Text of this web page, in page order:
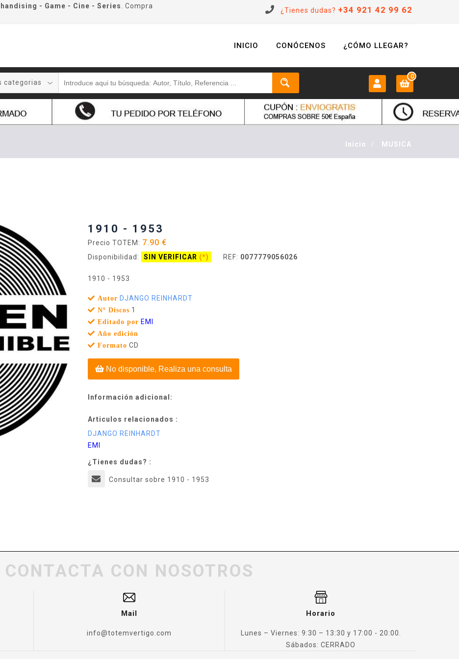
- Game - Cine - Series
. Compra
¿Tienes dudas? +34 921 42 99 62
INICIO CONÓCENOS ¿CÓMO LLEGAR?
categorias
MI CUENTA:
0
0 €
Inicio / MUSICA
1910 - 1953
Precio TOTEM: 7.90 €
Disponibilidad: SIN VERIFICAR (*) REF: 0077779056026
1910 - 1953
Autor DJANGO REINHARDT
Nº Discos 1
Editado por EMI
Año edición
Formato CD
No disponible, Realiza una consulta
Información adicional:
Articulos relacionados :
DJANGO REINHARDT
EMI
¿Tienes dudas? :
Consultar sobre 1910 - 1953
CONTACTA CON NOSOTROS
Mail
info@totemvertigo.com
Horario
Lunes – Viernes: 9:30 – 13:30 y 17:00 - 20:00.
Sábados: CERRADO